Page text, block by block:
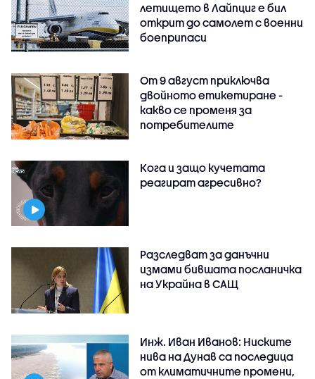
летището в Лайпциг е бил
открит до самолет с военни
боеприпаси
От 9 август приключва
двойното етикетиране -
какво се променя за
потребителите
Кога и защо кучетата
реагират агресивно?
Разследват за данъчни
измами бившата посланичка
на Украйна в САЩ
Инж. Иван Иванов: Ниските
нива на Дунав са последица
от климатичните промени,